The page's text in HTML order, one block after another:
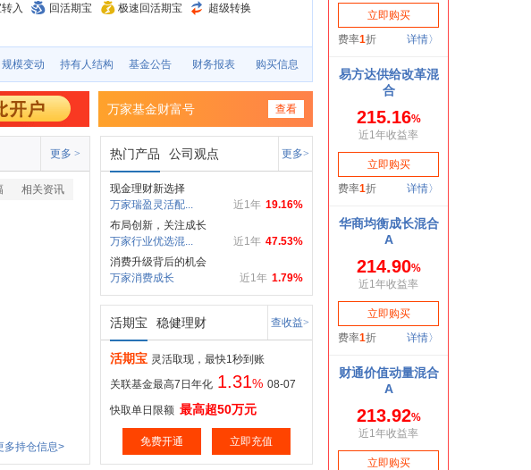
入 回活期宝 极速回活期宝 超级转换
规模变动 持有人结构 基金公告 财务报表 购买信息
万家基金财富号 查看
更多 >
相关资讯
多持仓信息>
热门产品 公司观点 更多>
现金理财新选择
19.16%
近1年
万家瑞盈灵活配...
布局创新，关注成长
47.53%
近1年
万家行业优选混...
消费升级背后的机会
1.79%
近1年
万家消费成长
活期宝 稳健理财 查收益>
活期宝 灵活取现，最快1秒到账
关联基金最高7日年化 1.31% 08-07
快取单日限额 最高超50万元
免费开通 立即充值